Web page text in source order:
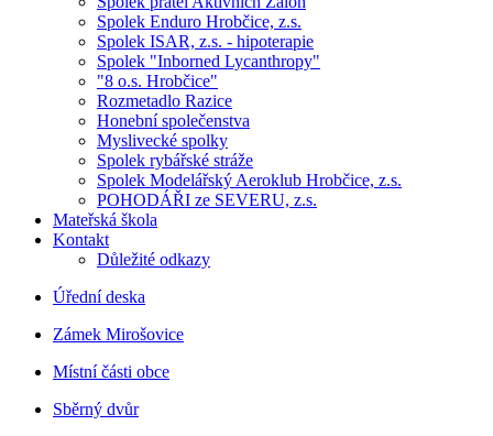
Spolek Enduro Hrobčice, z.s.
Spolek ISAR, z.s. - hipoterapie
Spolek "Inborned Lycanthropy"
"8 o.s. Hrobčice"
Rozmetadlo Razice
Honební společenstva
Myslivecké spolky
Spolek rybářské stráže
Spolek Modelářský Aeroklub Hrobčice, z.s.
POHODÁŘI ze SEVERU, z.s.
Mateřská škola
Kontakt
Důležité odkazy
Úřední deska
Zámek Mirošovice
Místní části obce
Sběrný dvůr